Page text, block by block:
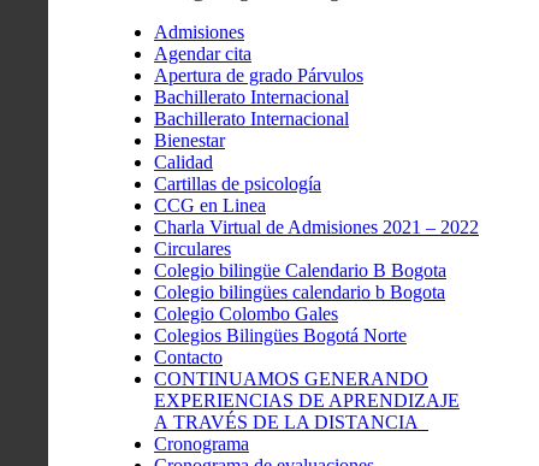
Admisiones
Agendar cita
Apertura de grado Párvulos
Bachillerato Internacional
Bachillerato Internacional
Bienestar
Calidad
Cartillas de psicología
CCG en Linea
Charla Virtual de Admisiones 2021 – 2022
Circulares
Colegio bilingüe Calendario B Bogota
Colegio bilingües calendario b Bogota
Colegio Colombo Gales
Colegios Bilingües Bogotá Norte
Contacto
CONTINUAMOS GENERANDO
EXPERIENCIAS DE APRENDIZAJE
A TRAVÉS DE LA DISTANCIA
Cronograma